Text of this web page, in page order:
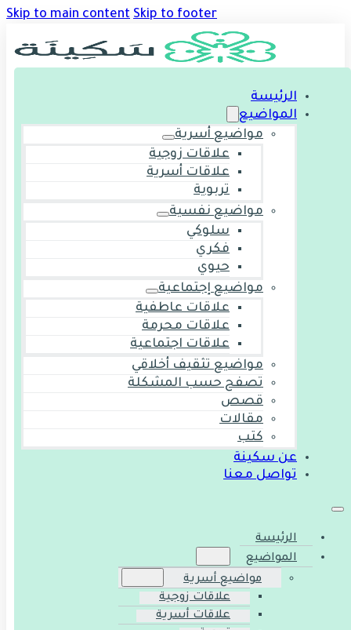
Skip to main content Skip to footer
الرئيسة
المواضيع
مواضيع أسرية
علاقات زوجية
علاقات أسرية
تربوية
مواضيع نفسية
سلوكي
فكري
حيوي
مواضيع إجتماعية
علاقات عاطفية
علاقات محرمة
علاقات اجتماعية
مواضيع تثقيف أخلاقي
تصفح حسب المشكلة
قصص
مقالات
كتب
عن سكينة
تواصل معنا
الرئيسة
المواضيع
مواضيع أسرية
علاقات زوجية
علاقات أسرية